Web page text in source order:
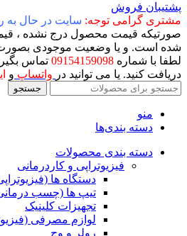
پشتیبان فروش
مشتری گرامی توجه: سایت در حال به
شده است. و یا وضعیت موجودی
لطفا با شماره 09154159098 تماس
دریافت کنید. یا می توانید در واتساپ و
جستجو
منو
دسته بندی‌ها
دسته بندی محصولات
فیزیوتراپی و کاردرمانی
دستگاه ها
تیپ ها (چسب
تجهیزات کلینیک
لوازم مصرفی
رولر و وج